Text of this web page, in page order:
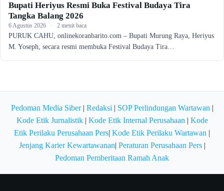
Bupati Heriyus Resmi Buka Festival Budaya Tira
Tangka Balang 2026
6 Agustus 2026 · 2 menit baca
PURUK CAHU, onlinekoranbarito.com – Bupati Murung Raya, Heriyus
M. Yoseph, secara resmi membuka Festival Budaya Tira…
Pedoman Media Siber| Redaksi | SOP Perlindungan Wartawan |
Kode Etik Jurnalistik| Kode Etik Internal Perusahaan | Kode
Etik Perilaku Perusahaan Pers| Kode Etik Perilaku Wartawan |
Jenjang Karier Kewartawanan| Peraturan Perusahaan Pers|
Pedoman Pemberitaan Ramah Anak